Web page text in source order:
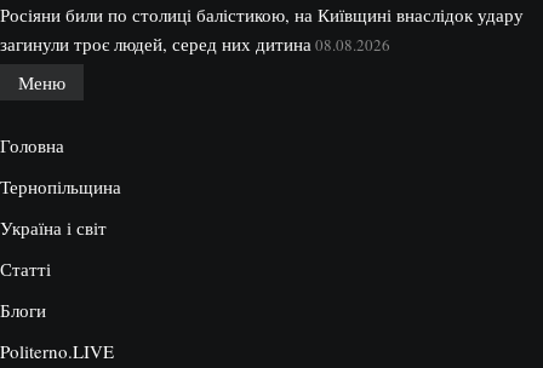
Росіяни били по столиці балістикою, на Київщині внаслідок удару
загинули троє людей, серед них дитина 08.08.2026
Меню
Головна
Тернопільщина
Україна і світ
Статті
Блоги
Politerno.LIVE